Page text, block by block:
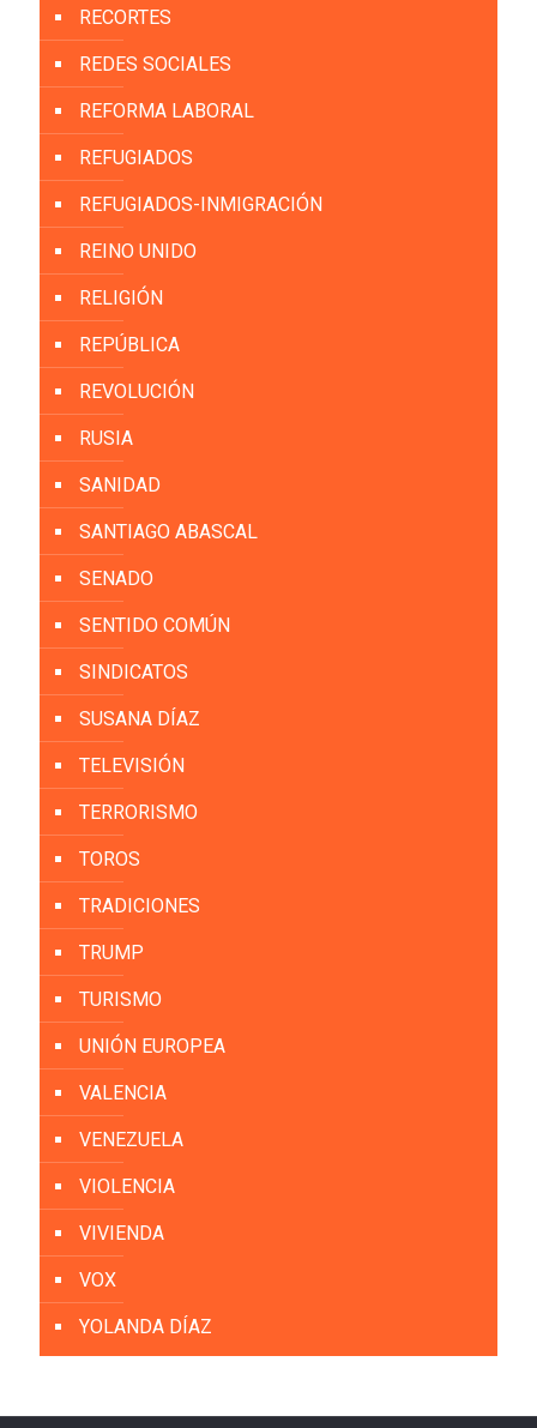
RECORTES
REDES SOCIALES
REFORMA LABORAL
REFUGIADOS
REFUGIADOS-INMIGRACIÓN
REINO UNIDO
RELIGIÓN
REPÚBLICA
REVOLUCIÓN
RUSIA
SANIDAD
SANTIAGO ABASCAL
SENADO
SENTIDO COMÚN
SINDICATOS
SUSANA DÍAZ
TELEVISIÓN
TERRORISMO
TOROS
TRADICIONES
TRUMP
TURISMO
UNIÓN EUROPEA
VALENCIA
VENEZUELA
VIOLENCIA
VIVIENDA
VOX
YOLANDA DÍAZ